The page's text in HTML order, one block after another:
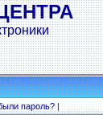
пароль?|